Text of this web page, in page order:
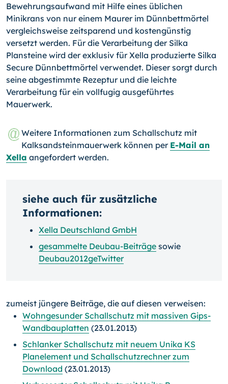
Bewehrungsaufwand mit Hilfe eines üblichen
Minikrans von nur einem Maurer im Dünnbettmörtel
vergleichsweise zeitsparend und kostengünstig
versetzt werden. Für die Verarbeitung der Silka
Plansteine wird der exklusiv für Xella produzierte Silka
Secure Dünnbettmörtel verwendet. Dieser sorgt durch
seine abgestimmte Rezeptur und die leichte
Verarbeitung für ein vollfugig ausgeführtes
Mauerwerk.
Weitere Informationen zum Schallschutz mit
Kalksandsteinmauerwerk können per E-Mail an
Xella angefordert werden.
siehe auch für zusätzliche
Informationen:
Xella Deutschland GmbH
gesammelte Deubau-Beiträge sowie
Deubau2012geTwitter
zumeist jüngere Beiträge, die auf diesen verweisen:
Wohngesunder Schallschutz mit massiven Gips-
Wandbauplatten (23.01.2013)
Schlanker Schallschutz mit neuem Unika KS
Planelement und Schallschutzrechner zum
Download (23.01.2013)